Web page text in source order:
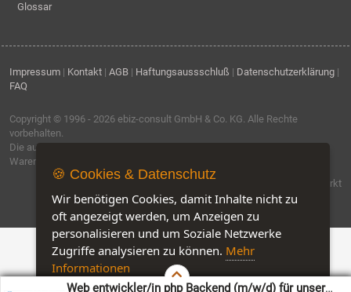
Web entwickler/in php Backend (m/w/d) für unser
Glossar
Impressum | Kontakt | AGB | Haftungsaussschluß | Datenschutzerklärung |
FAQ
Copyright © 1996 - 2026 ebiz-consult GmbH & Co. KG . Alle Rechte
vorbehalten.
Die auf dieser Seite verwendeten Produktbezeichnungen, Namen und
Warenzeichen sind Eigentum der jeweiligen Firmen.
Software by IQ-Markt
🍪 Cookies & Datenschutz
Wir benötigen Cookies, damit Inhalte nicht zu
oft angezeigt werden, um Anzeigen zu
personalisieren und um Soziale Netzwerke
Zugriffe analysieren zu können. Mehr
Informationen